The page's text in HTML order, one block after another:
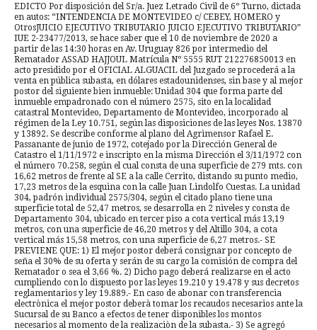
EDICTO Por disposición del Sr/a. Juez Letrado Civil de 6º Turno, dictada
en autos: “INTENDENCIA DE MONTEVIDEO c/ CEBEY, HOMERO y
OtrosJUICIO EJECUTIVO TRIBUTARIO JUICIO EJECUTIVO TRIBUTARIO”
IUE 2-23477/2013, se hace saber que el 10 de noviembre de 2020 a
partir de las 14:30 horas en Av. Uruguay 826 por intermedio del
Rematador ASSAD HAJJOUL Matrícula Nº 5555 RUT 212276850013 en
acto presidido por el OFICIAL ALGUACIL del Juzgado se procederá a la
venta en pública subasta, en dólares estadounidenses, sin base y al mejor
postor del siguiente bien inmueble: Unidad 304 que forma parte del
inmueble empadronado con el número 2575, sito en la localidad
catastral Montevideo, Departamento de Montevideo, incorporado al
régimen de la Ley 10.751, según las disposiciones de las leyes Nos. 13870
y 13892. Se describe conforme al plano del Agrimensor Rafael E.
Passanante de junio de 1972, cotejado por la Dirección General de
Catastro el 1/11/1972 e inscripto en la misma Dirección el 3/11/1972 con
el número 70.258, según el cual consta de una superficie de 279 mts. con
16,62 metros de frente al SE a la calle Cerrito, distando su punto medio,
17,23 metros de la esquina con la calle Juan Lindolfo Cuestas. La unidad
304, padrón individual 2575/304, según el citado plano tiene una
superficie total de 52,47 metros, se desarrolla en 2 niveles y consta de
Departamento 304, ubicado en tercer piso a cota vertical más 13,19
metros, con una superficie de 46,20 metros y del Altillo 304, a cota
vertical más 15,58 metros, con una superficie de 6,27 metros.- SE
PREVIENE QUE: 1) El mejor postor deberá consignar por concepto de
seña el 30% de su oferta y serán de su cargo la comisión de compra del
Rematador o sea el 3,66 %. 2) Dicho pago deberá realizarse en el acto
cumpliendo con lo dispuesto por las leyes 19.210 y 19.478 y sus decretos
reglamentarios y ley 19.889.- En caso de abonar con transferencia
electrònica el mejor postor deberà tomar los recaudos necesarios ante la
Sucursal de su Banco a efectos de tener disponibles los montos
necesarios al momento de la realizaciòn de la subasta.- 3) Se agregó